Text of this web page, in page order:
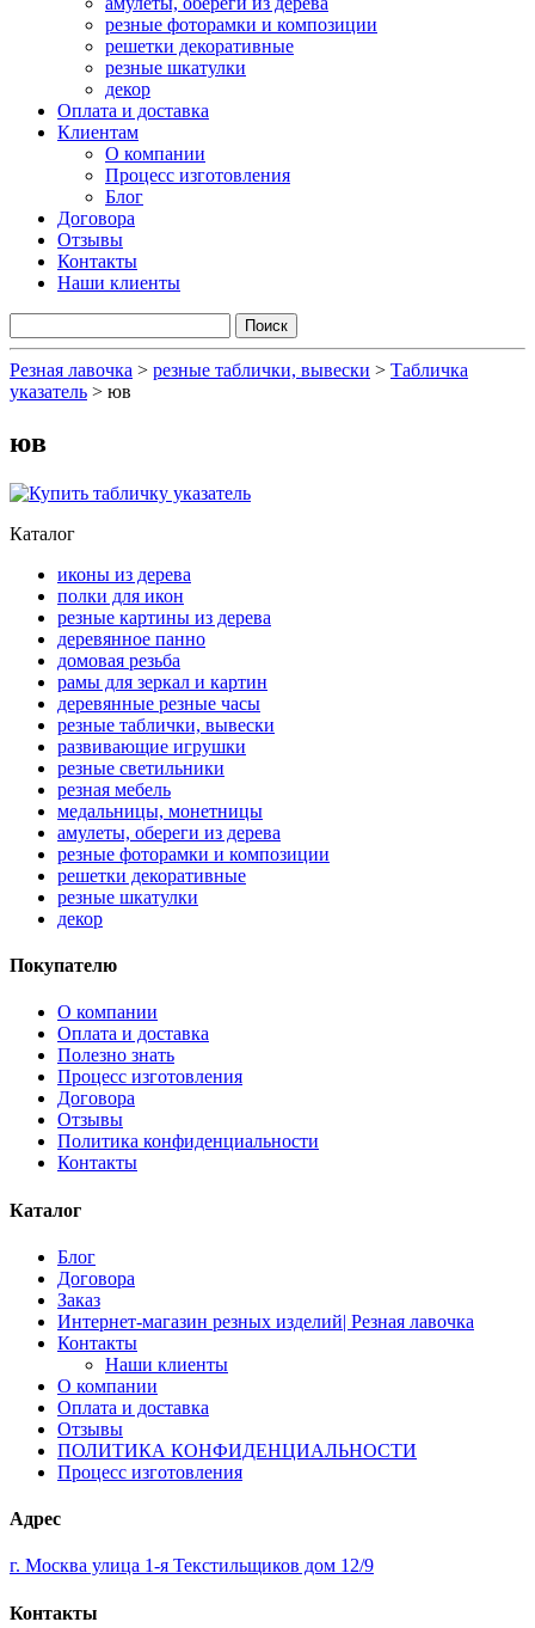
резные фоторамки и композиции
решетки декоративные
резные шкатулки
декор
Оплата и доставка
Клиентам
О компании
Процесс изготовления
Блог
Договора
Отзывы
Контакты
Наши клиенты
Резная лавочка > резные таблички, вывески > Табличка
указатель > юв
юв
Каталог
иконы из дерева
полки для икон
резные картины из дерева
деревянное панно
домовая резьба
рамы для зеркал и картин
деревянные резные часы
резные таблички, вывески
развивающие игрушки
резные светильники
резная мебель
медальницы, монетницы
амулеты, обереги из дерева
резные фоторамки и композиции
решетки декоративные
резные шкатулки
декор
Покупателю
О компании
Оплата и доставка
Полезно знать
Процесс изготовления
Договора
Отзывы
Политика конфиденциальности
Контакты
Каталог
Блог
Договора
Заказ
Интернет-магазин резных изделий| Резная лавочка
Контакты
Наши клиенты
О компании
Оплата и доставка
Отзывы
ПОЛИТИКА КОНФИДЕНЦИАЛЬНОСТИ
Процесс изготовления
Адрес
г. Москва улица 1-я Текстильщиков дом 12/9
Контакты